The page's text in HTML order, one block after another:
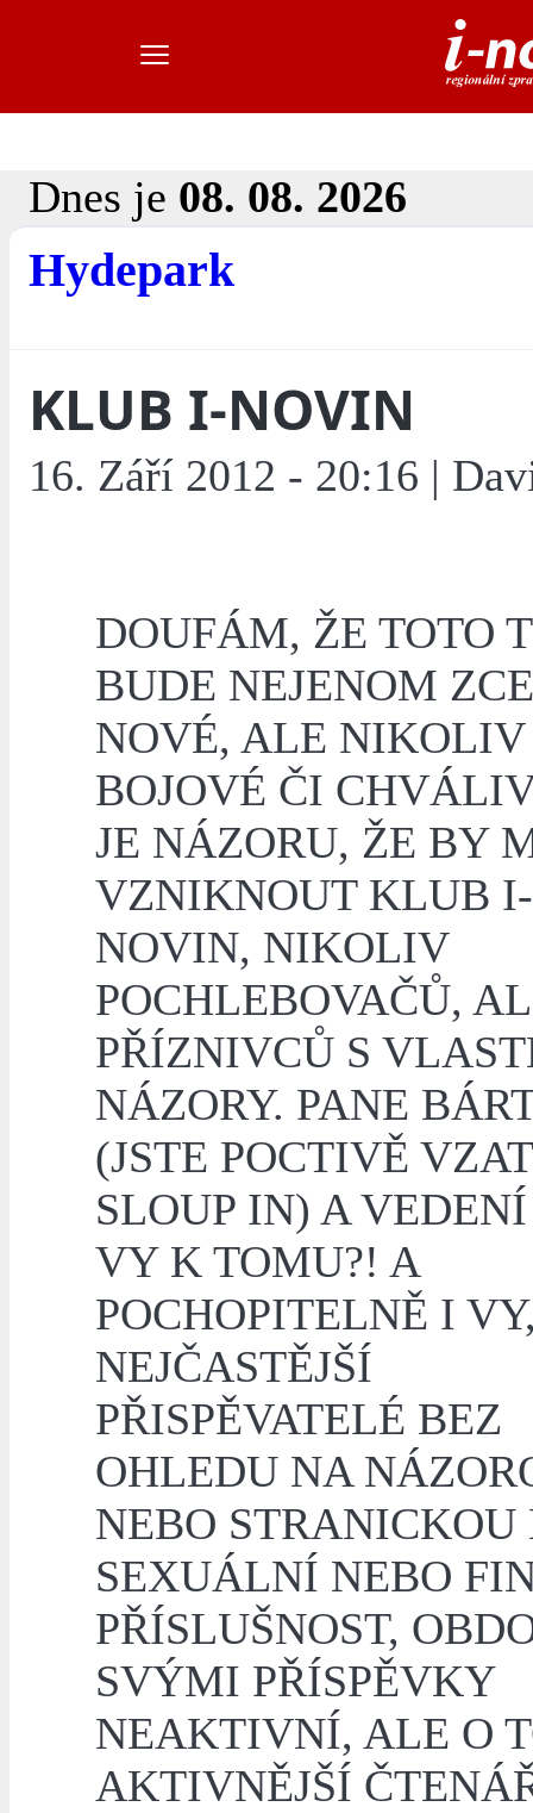
Dnes je 08. 08. 2026
Hydepark
KLUB I-NOVIN
16. Září 2012 - 20:16 |
DOUFÁM, ŽE TOTO
BUDE NEJENOM
NOVÉ, ALE NIKOLIV
BOJOVÉ ČI
JE NÁZORU, ŽE BY
VZNIKNOUT KLUB I-
NOVIN, NIKOLIV
POCHLEBOVAČŮ,
PŘÍZNIVCŮ S
NÁZORY. PANE
(JSTE POCTIVĚ
SLOUP IN) A
VY K TOMU?! A
POCHOPITELNĚ I
NEJČASTĚJŠÍ
PŘISPĚVATELÉ BEZ
OHLEDU NA
NEBO STRANICKOU
SEXUÁLNÍ NEBO
PŘÍSLUŠNOST,
SVÝMI PŘÍSPĚVKY
NEAKTIVNÍ, ALE O
AKTIVNĚJŠÍ